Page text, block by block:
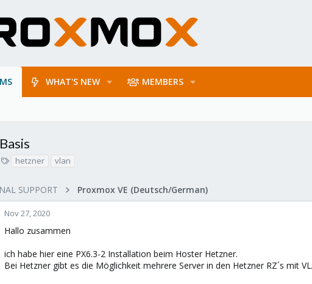
WHAT'S NEW MEMBERS
s
hetzner vlan
SUPPORT Proxmox VE (Deutsch/German)
Nov 27, 2020
Hallo zusammen
ich habe hier eine PX6.3-2 Installation beim Hoster Hetzner.
Bei Hetzner gibt es die Möglichkeit mehrere Server in den Hetzner RZ´s mit